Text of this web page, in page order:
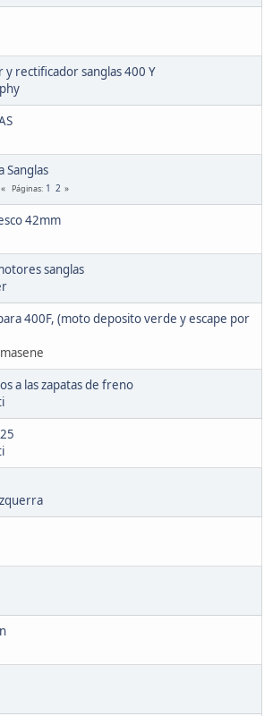
y rectificador sanglas 400 Y
Sanglas
Páginas 1 2
42mm
sanglas
400F, (moto deposito verde y escape por
a las zapatas de freno